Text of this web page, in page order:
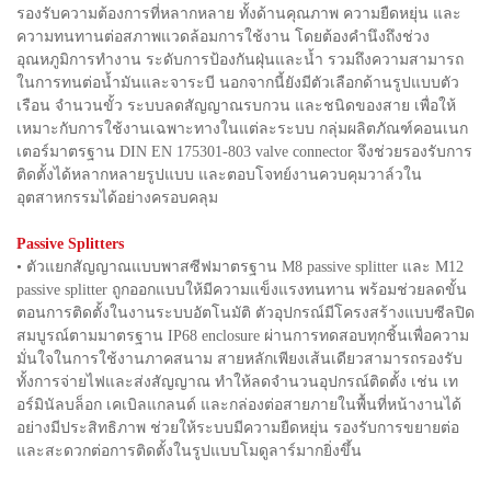
รองรับความต้องการที่หลากหลาย ทั้งด้านคุณภาพ ความยืดหยุ่น และ
ความทนทานต่อสภาพแวดล้อมการใช้งาน โดยต้องคำนึงถึงช่วง
อุณหภูมิการทำงาน ระดับการป้องกันฝุ่นและน้ำ รวมถึงความสามารถ
ในการทนต่อน้ำมันและจาระบี นอกจากนี้ยังมีตัวเลือกด้านรูปแบบตัว
เรือน จำนวนขั้ว ระบบลดสัญญาณรบกวน และชนิดของสาย เพื่อให้
เหมาะกับการใช้งานเฉพาะทางในแต่ละระบบ กลุ่มผลิตภัณฑ์คอนเนก
เตอร์มาตรฐาน DIN EN 175301-803 valve connector จึงช่วยรองรับการ
ติดตั้งได้หลากหลายรูปแบบ และตอบโจทย์งานควบคุมวาล์วใน
อุตสาหกรรมได้อย่างครอบคลุม
Passive Splitters
• ตัวแยกสัญญาณแบบพาสซีฟมาตรฐาน M8 passive splitter และ M12
passive splitter ถูกออกแบบให้มีความแข็งแรงทนทาน พร้อมช่วยลดขั้น
ตอนการติดตั้งในงานระบบอัตโนมัติ ตัวอุปกรณ์มีโครงสร้างแบบซีลปิด
สมบูรณ์ตามมาตรฐาน IP68 enclosure ผ่านการทดสอบทุกชิ้นเพื่อความ
มั่นใจในการใช้งานภาคสนาม สายหลักเพียงเส้นเดียวสามารถรองรับ
ทั้งการจ่ายไฟและส่งสัญญาณ ทำให้ลดจำนวนอุปกรณ์ติดตั้ง เช่น เท
อร์มินัลบล็อก เคเบิลแกลนด์ และกล่องต่อสายภายในพื้นที่หน้างานได้
อย่างมีประสิทธิภาพ ช่วยให้ระบบมีความยืดหยุ่น รองรับการขยายต่อ
และสะดวกต่อการติดตั้งในรูปแบบโมดูลาร์มากยิ่งขึ้น